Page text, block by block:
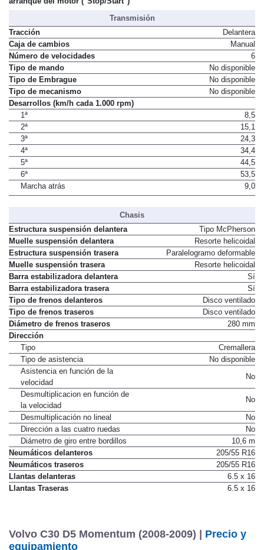
Transmisión
Tracción
Delantera
Caja de cambios
Manual
Número de velocidades
6
Tipo de mando
No disponible
Tipo de Embrague
No disponible
Tipo de mecanismo
No disponible
Desarrollos (km/h cada 1.000 rpm)
1ª
8,5
2ª
15,1
3ª
24,3
4ª
34,4
5ª
44,5
6ª
53,5
Marcha atrás
9,0
Chasis
Estructura suspensión delantera
Tipo McPherson
Muelle suspensión delantera
Resorte helicoidal
Estructura suspensión trasera
Paralelogramo deformable
Muelle suspensión trasera
Resorte helicoidal
Barra estabilizadora delantera
Sí
Barra estabilizadora trasera
Sí
Tipo de frenos delanteros
Disco ventilado
Tipo de frenos traseros
Disco ventilado
Diámetro de frenos traseros
280 mm
Dirección
Tipo
Cremallera
Tipo de asistencia
No disponible
Asistencia en función de la
velocidad
No
Desmultiplicacion en función de
la velocidad
No
Desmultiplicación no lineal
No
Dirección a las cuatro ruedas
No
Diámetro de giro entre bordillos
10,6 m
Neumáticos delanteros
205/55 R16
Neumáticos traseros
205/55 R16
Llantas delanteras
6.5 x 16
Llantas Traseras
6.5 x 16
Volvo C30 D5 Momentum (2008-2009) | Precio y
equipamiento